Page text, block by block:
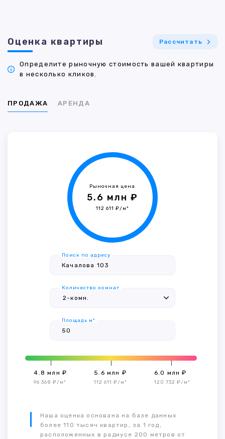
Оценка квартиры Рассчитать
Определите рыночную стоимость вашей квартиры
в несколько кликов.
ПРОДАЖА АРЕНДА
Рыночная цена
5.6 млн ₽
112 611 ₽/м²
Поиск по адресу
Количество комнат
Площадь м²
4.8 млн ₽
96 368 ₽/м²
5.6 млн ₽
112 611 ₽/м²
6.0 млн ₽
120 732 ₽/м²
Наша оценка основана на базе данных
более 110 тысяч квартир, за 1 год,
расположенных в радиусе 200 метров от